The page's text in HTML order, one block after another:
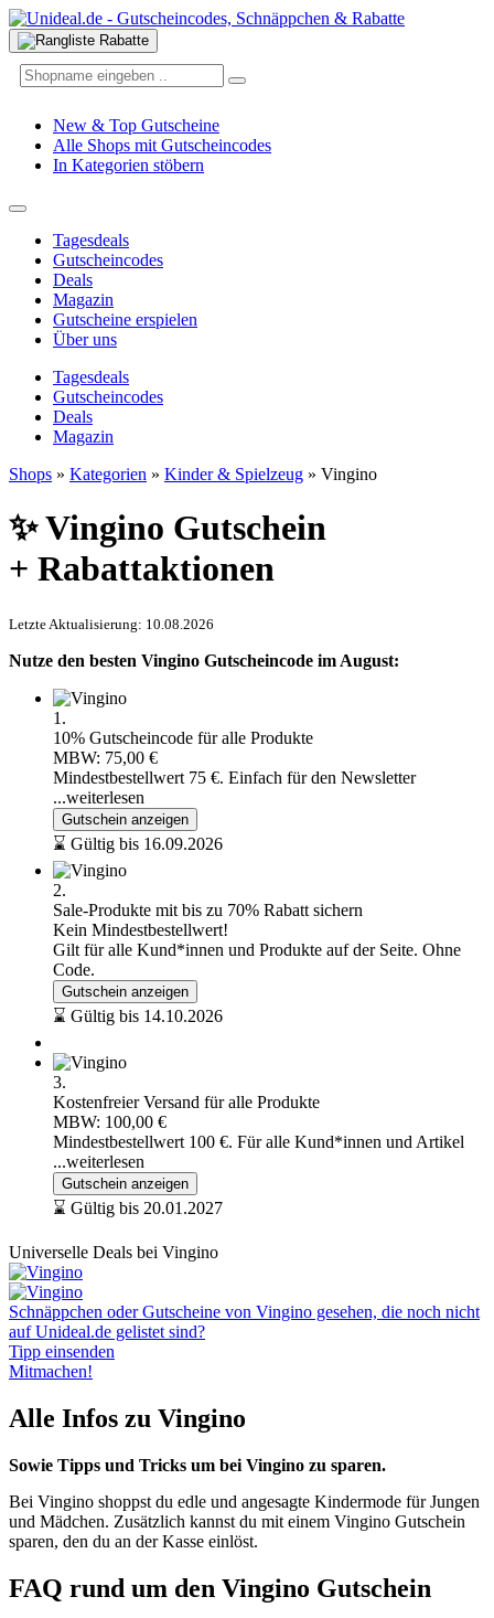
New & Top Gutscheine
Alle Shops mit Gutscheincodes
In Kategorien stöbern
Tagesdeals
Gutscheincodes
Deals
Magazin
Gutscheine erspielen
Über uns
Tagesdeals
Gutscheincodes
Deals
Magazin
Shops » Kategorien » Kinder & Spielzeug » Vingino
✨ Vingino Gutschein
+ Rabattaktionen
Letzte Aktualisierung: 10.08.2026
Nutze den besten Vingino Gutscheincode im August:
1.
10% Gutscheincode für alle Produkte
MBW: 75,00 €
Mindestbestellwert 75 €. Einfach für den Newsletter
...weiterlesen
Gutschein anzeigen
⌛ Gültig bis 16.09.2026
2.
Sale-Produkte mit bis zu 70% Rabatt sichern
Kein Mindestbestellwert!
Gilt für alle Kund*innen und Produkte auf der Seite. Ohne
Code.
Gutschein anzeigen
⌛ Gültig bis 14.10.2026
3.
Kostenfreier Versand für alle Produkte
MBW: 100,00 €
Mindestbestellwert 100 €. Für alle Kund*innen und Artikel
...weiterlesen
Gutschein anzeigen
⌛ Gültig bis 20.01.2027
Universelle Deals bei Vingino
Schnäppchen oder Gutscheine von Vingino gesehen, die noch nicht
auf Unideal.de gelistet sind?
Tipp einsenden
Mitmachen!
Alle Infos zu Vingino
Sowie Tipps und Tricks um bei Vingino zu sparen.
Bei Vingino shoppst du edle und angesagte Kindermode für Jungen
und Mädchen. Zusätzlich kannst du mit einem Vingino Gutschein
sparen, den du an der Kasse einlöst.
FAQ rund um den Vingino Gutschein